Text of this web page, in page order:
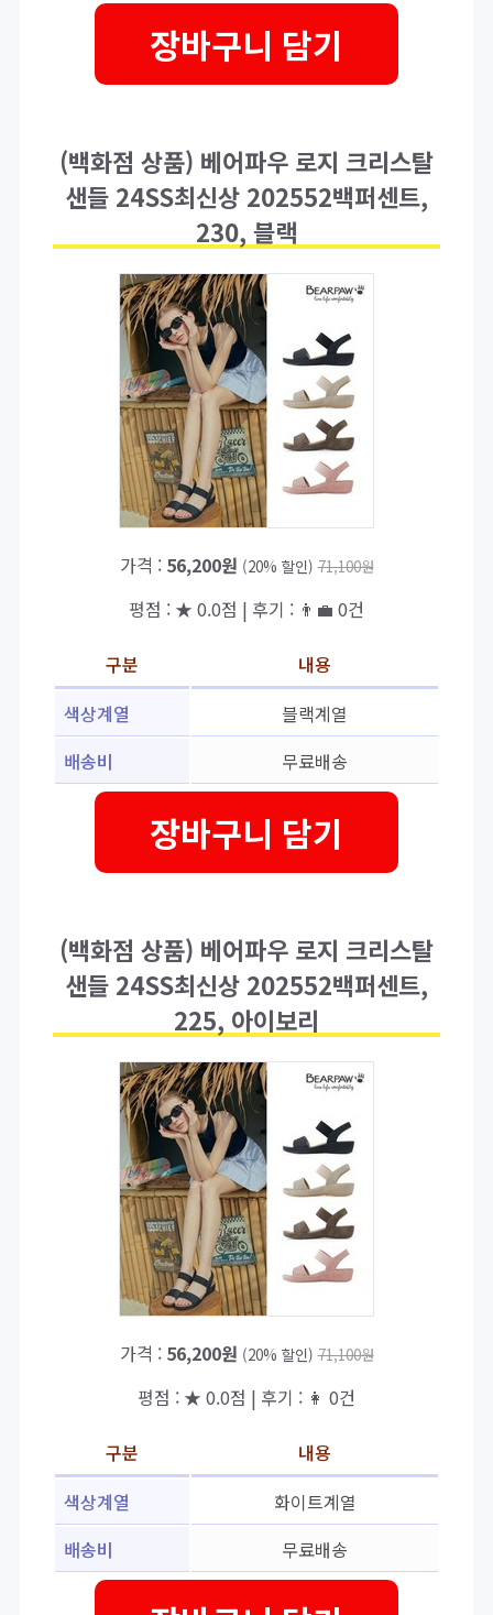
장바구니 담기
(백화점 상품) 베어파우 로지 크리스탈
샌들 24SS최신상 202552백퍼센트,
230, 블랙
가격 : 56,200원 (20% 할인) 71,100원
평점 : ★ 0.0점 | 후기 : 👨‍💼 0건
구분
내용
색상계열
블랙계열
배송비
무료배송
장바구니 담기
(백화점 상품) 베어파우 로지 크리스탈
샌들 24SS최신상 202552백퍼센트,
225, 아이보리
가격 : 56,200원 (20% 할인) 71,100원
평점 : ★ 0.0점 | 후기 : 👩 0건
구분
내용
색상계열
화이트계열
배송비
무료배송